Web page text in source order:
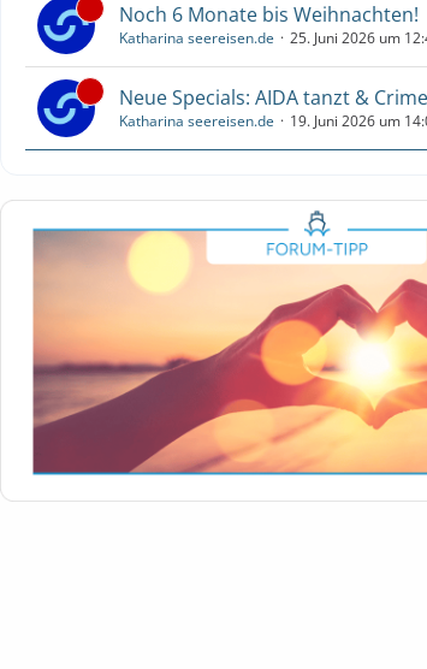
Noch 6 Monate bis Weihnachten!
Katharina seereisen.de 25. Juni 2026 um
Neue Specials: AIDA tanzt &
Katharina seereisen.de 19. Juni 2026 um